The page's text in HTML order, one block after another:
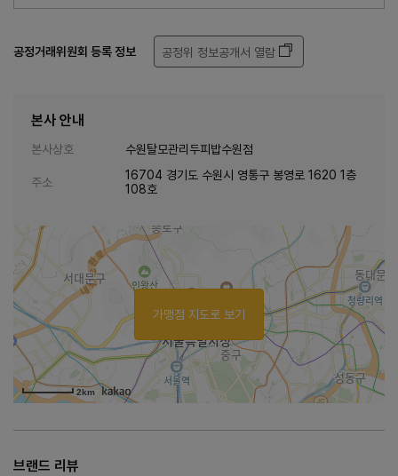
공정거래위원회 등록 정보 공정위 정보공개서 열람
본사 안내
본사상호 수원탈모관리두피밥수원점
주소
16704 경기도 수원시 영통구 봉영로 1620 1층
108호
2km
가맹점 지도로 보기
브랜드 리뷰